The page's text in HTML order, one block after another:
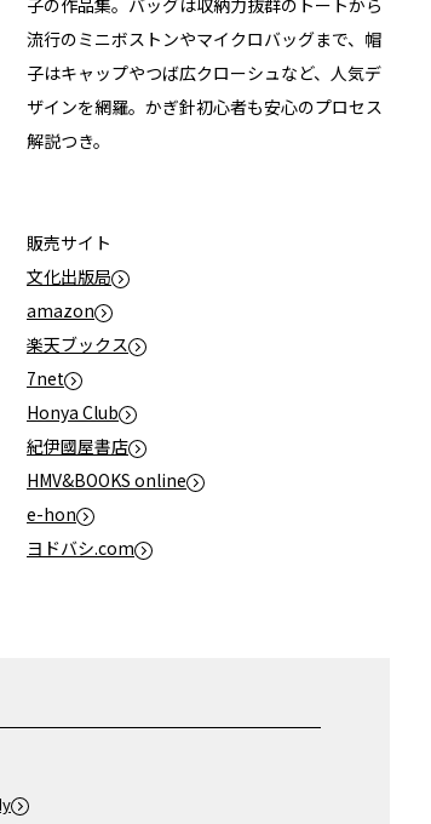
子の作品集。バッグは収納力抜群のトートから
流行のミニボストンやマイクロバッグまで、帽
子はキャップやつば広クローシュなど、人気デ
ザインを網羅。かぎ針初心者も安心のプロセス
解説つき。
販売サイト
文化出版局
amazon
楽天ブックス
7net
Honya Club
紀伊國屋書店
HMV&BOOKS online
e-hon
ヨドバシ.com